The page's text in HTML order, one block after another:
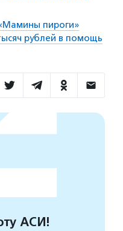
пироги»
рублей в помощь
АСИ!